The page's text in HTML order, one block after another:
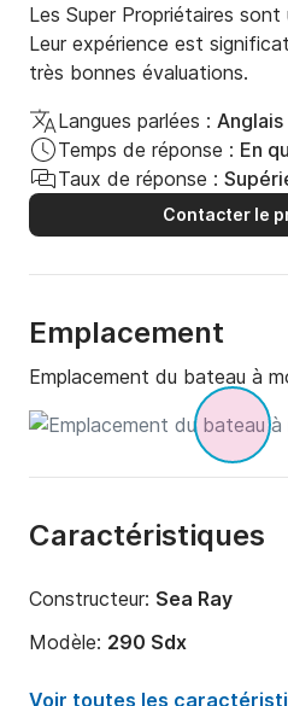
Les Super Propriétaires
Leur expérience est
très bonnes évaluations.
Langues parlées : Anglais
Temps de réponse : En
Taux de réponse :
Contacter le
Emplacement
Emplacement du bateau à
Caractéristiques
Constructeur: Sea Ray
Modèle: 290 Sdx
Puissance moteur:
380cv
Voir toutes les